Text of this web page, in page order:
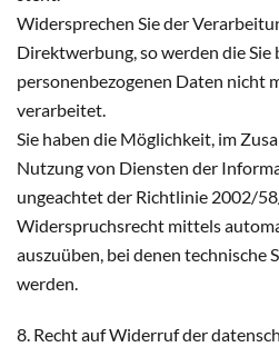
Widersprechen Sie der
Direktwerbung, so werden die Sie
personenbezogenen Daten nicht
verarbeitet.
Sie haben die Möglichkeit, im
Nutzung von Diensten der
ungeachtet der Richtlinie 2002/
Widerspruchsrecht mittels
auszuüben, bei denen technische
werden.
8. Recht auf Widerruf der